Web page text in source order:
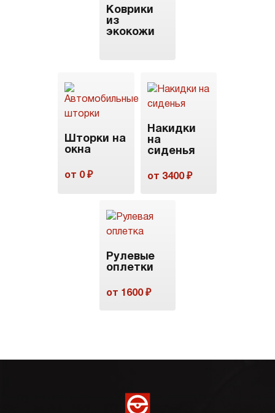
Коврики
из
экокожи
Шторки на
окна
от 0 ₽
Накидки
на
сиденья
от 3400 ₽
Рулевые
оплетки
от 1600 ₽